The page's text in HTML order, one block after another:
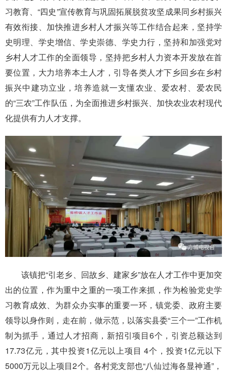
习教育、“四史”宣传教育与巩固拓展脱贫攻坚成果同乡村振兴
有效衔接、加快推进乡村人才振兴等工作结合起来，坚持学
史明理、学史增信、学史崇德、学史力行，坚持和加强党对
乡村人才工作的全面领导，坚持把乡村人力资本开发放在首
要位置，大力培养本土人才，引导各类人才下乡回乡在乡村
振兴中建功立业，培养造就一支懂农业、爱农村、爱农民
的“三农”工作队伍，为全面推进乡村振兴、加快农业农村现代
化提供有力人才支撑。
该镇把“引老乡、回故乡、建家乡”放在人才工作中更加突
出的位置，作为重中之重的一项工作来抓，作为检验党史学
习教育成效、为群众办实事的重要一环，镇党委、政府主要
领导以身作则，走在前，做示范，以落实县委“三个一”工作机
制为抓手，通过人才招商，新招引项目6个，引资总额达到
17.73亿元，其中投资1亿元以上项目 4个，投资1亿元以下
5000万元以上项目2个。各村党支部也“八仙过海各显神通”，